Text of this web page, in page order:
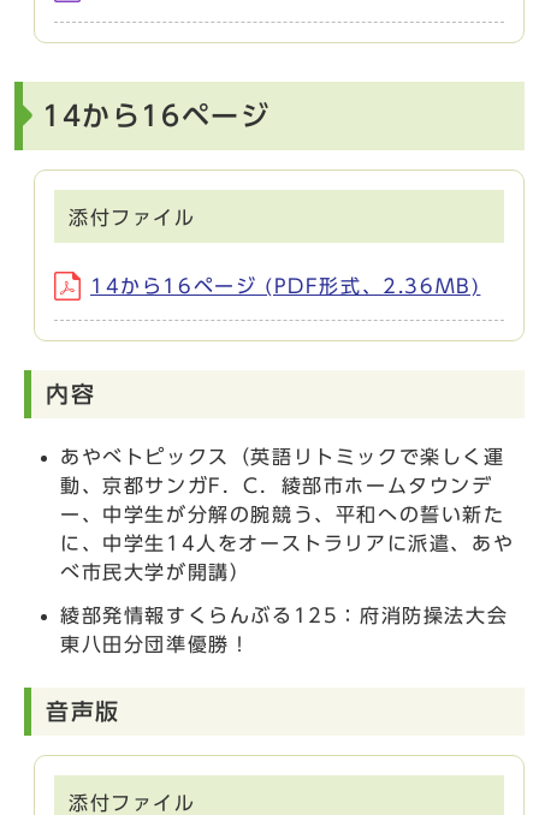
14から16ページ
添付ファイル
14から16ページ (PDF形式、2.36MB)
内容
あやべトピックス（英語リトミックで楽しく運
動、京都サンガF．C．綾部市ホームタウンデ
ー、中学生が分解の腕競う、平和への誓い新た
に、中学生14人をオーストラリアに派遣、あや
べ市民大学が開講）
綾部発情報すくらんぶる125：府消防操法大会
東八田分団準優勝！
音声版
添付ファイル